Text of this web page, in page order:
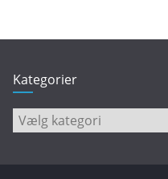
Kategorier
Kategorier